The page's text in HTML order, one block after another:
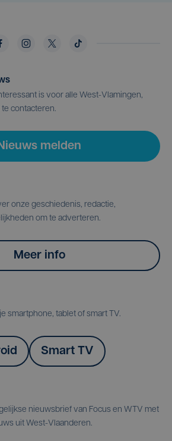
is voor alle West-Vlamingen,
contacteren.
melden
onze geschiedenis, redactie,
om te adverteren.
Meer info
smartphone, tablet of smart TV.
Smart TV
nieuwsbrief van Focus en WTV met
uit West-Vlaanderen.